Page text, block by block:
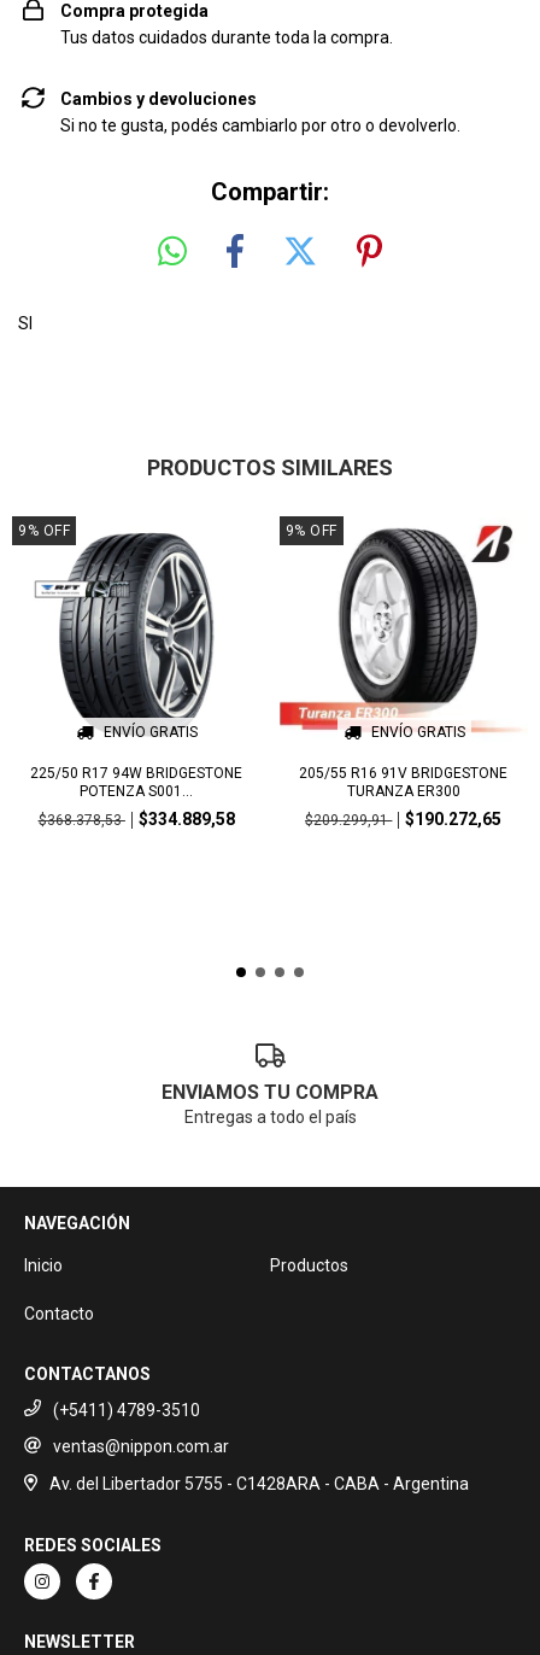
Compra protegida
Tus datos cuidados durante toda la compra.
Cambios y devoluciones
Si no te gusta, podés cambiarlo por otro o devolverlo.
Compartir:
SI
PRODUCTOS SIMILARES
9 % OFF
ENVÍO GRATIS
225/50 R17 94W BRIDGESTONE
POTENZA S001...
$368.378,53
$334.889,58
9% OFF
ENVÍO GRATIS
205/55 R16 91V BRIDGESTONE
TURANZA ER300
$209.299,91
$190.272,65
ENVIAMOS TU COMPRA
Entregas a todo el país
NAVEGACIÓN
Inicio Productos
Contacto
CONTACTANOS
(+5411) 4789-3510
ventas@nippon.com.ar
Av. del Libertador 5755 - C1428ARA - CABA - Argentina
REDES SOCIALES
NEWSLETTER